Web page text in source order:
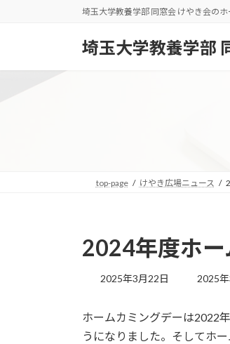
埼玉大学教養学部 同窓会 けやき会のホ
埼玉大学教養学部
top-page けやき広場ニュース
2024年度ホ
2025年3月22日
最
新
日
2025
ホームカミングデーは2022
うになりました。そしてホ